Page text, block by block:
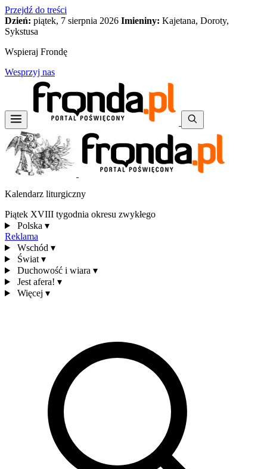
Przejdź do treści
Dzień: piątek, 7 sierpnia 2026 Imieniny: Kajetana, Doroty,
Sykstusa
Wspieraj Frondę
Wesprzyj nas
Kalendarz liturgiczny
Piątek XVIII tygodnia okresu zwykłego
Polska ▾
Reklama
Wschód ▾
Świat ▾
Duchowość i wiara ▾
Jest afera! ▾
Więcej ▾